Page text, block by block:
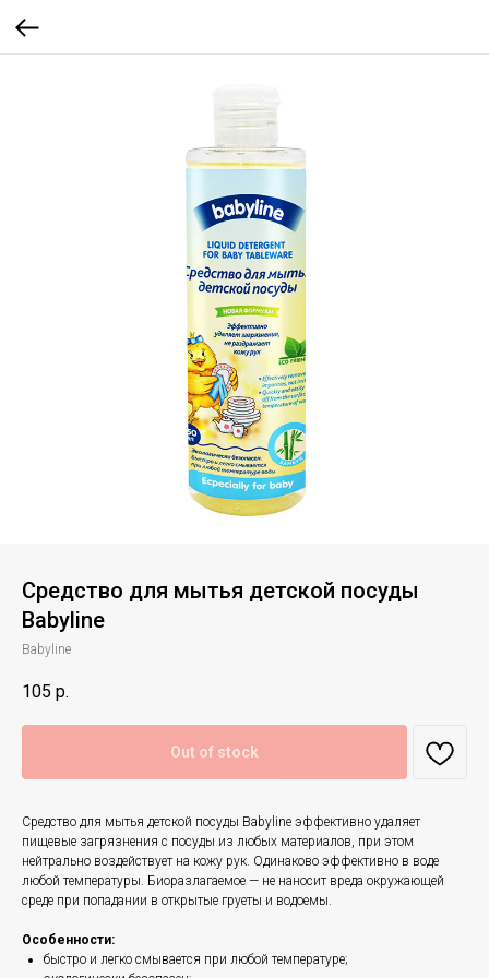
Средство для мытья детской посуды
Babyline
Babyline
105 р.
Out of stock
Средство для мытья детской посуды Babyline эффективно удаляет
пищевые загрязнения с посуды из любых материалов, при этом
нейтрально воздействует на кожу рук. Одинаково эффективно в воде
любой температуры. Биоразлагаемое — не наносит вреда окружающей
среде при попадании в открытые груеты и водоемы.
Особенности:
быстро и легко смывается при любой температуре;